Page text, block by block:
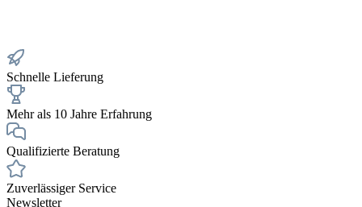
Schnelle Lieferung
Mehr als 10 Jahre Erfahrung
Qualifizierte Beratung
Zuverlässiger Service
Newsletter